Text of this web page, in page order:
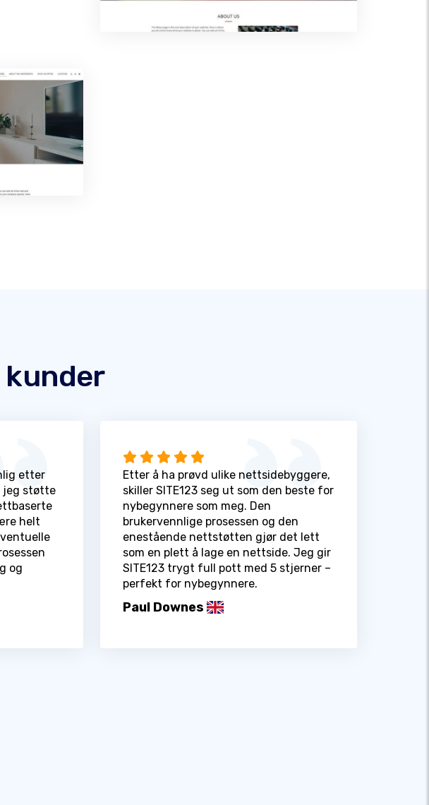
kunder
etter
jeg støtte
helt
og
Etter å ha prøvd ulike nettsidebyggere,
skiller SITE123 seg ut som den beste for
nybegynnere som meg. Den
brukervennlige prosessen og den
enestående nettstøtten gjør det lett
som en plett å lage en nettside. Jeg gir
SITE123 trygt full pott med 5 stjerner –
perfekt for nybegynnere.
Paul Downes